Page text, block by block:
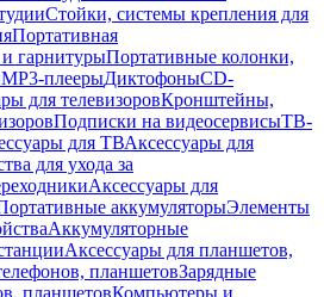
Стойки, системы крепления для
Портативная
гарнитурыПортативные колонки,
MP3-плеерыДиктофоныCD-
для телевизоровКронштейны,
Подписки на видеосервисыТВ-
для ТВАксессуары для
для ухода за
Аксессуары для
аккумуляторыЭлементы
Аккумуляторные
Аксессуары для планшетов,
планшетовЗарядные
планшетовКомпьютеры и